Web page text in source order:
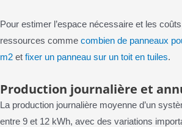
Pour estimer l’espace nécessaire et les
ressources comme combien de panneaux
m2 et fixer un panneau sur un toit en tuiles.
Production journalière et
La production journalière moyenne d’un
entre 9 et 12 kWh, avec des variations